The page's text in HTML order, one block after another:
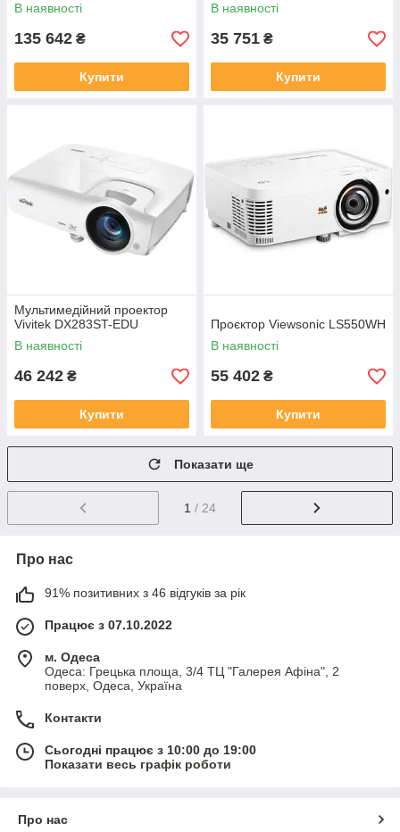
В наявності
135 642 ₴
Купити
В наявності
35 751 ₴
Купити
Мультимедійний проектор
Vivitek DX283ST-EDU
В наявності
46 242 ₴
Купити
Проєктор Viewsonic LS550WH
В наявності
55 402 ₴
Купити
Показати ще
1 / 24
Про нас
91% позитивних з 46 відгуків за рік
Працює з 07.10.2022
м. Одеса
Одеса: Грецька площа, 3/4 ТЦ "Галерея Афіна", 2
поверх, Одеса, Україна
Контакти
Сьогодні працює з 10:00 до 19:00
Показати весь графік роботи
Про нас